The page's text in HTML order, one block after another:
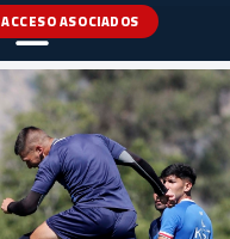
ACCESO ASOCIADOS